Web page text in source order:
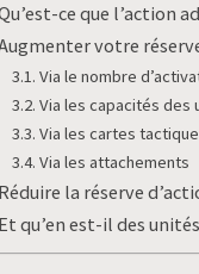
ce que l’action
votre
Via le nombre
Via les capacités des
Via les cartes
Via les attachements
Réduire la réserve
Et qu’en est-il des